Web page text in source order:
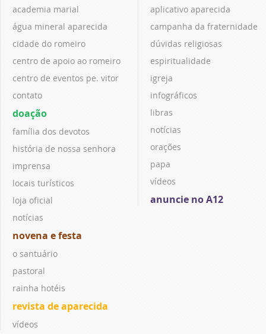
academia marial
água mineral aparecida
cidade do romeiro
centro de apoio ao romeiro
centro de eventos pe. vitor
contato
doação
família dos devotos
história de nossa senhora
imprensa
locais turísticos
loja oficial
notícias
novena e festa
o santuário
pastoral
rainha hotéis
revista de aparecida
vídeos
aplicativo aparecida
campanha da fraternidade
dúvidas religiosas
espiritualidade
igreja
infográficos
libras
notícias
orações
papa
vídeos
anuncie no A12